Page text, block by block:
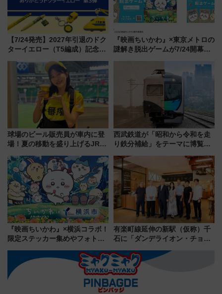
【7/24発売】2027年引退のドク
ターイエロー（T5編成）記念グ
送の目覚まし時計など通販・販
売店舗まとめ
『映画ちいかわ』×東京メトロの
謎解き脱出ゲームが7/24開幕！
遊び方を解説！（7/10発売開
球場のビール販売員が車内に登
場！夏の移動を盛り上げるJR九
月7日限定 ソフトバンクホーク
スとコラボ
西武鉄道が「昭和から令和を走
り鉄分補給」をテーマに博覧会
14日から 新車両「トキイロ」体
験ブースも アクセスや申込方法
を解説
『映画ちいかわ』×横浜コラボ！
限定ステッカー集めやフォトス
いを満喫しよう（花火鑑賞会応
募は7/12まで！）
有楽町線延伸の新駅（仮称）千
石に「ダンデライオン・チョコ
1億円出資で挑む新時代のまちづ
くりとは？